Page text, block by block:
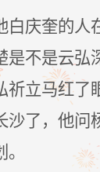
白庆奎的人
是不是云弘
立马红了
沙了，他问